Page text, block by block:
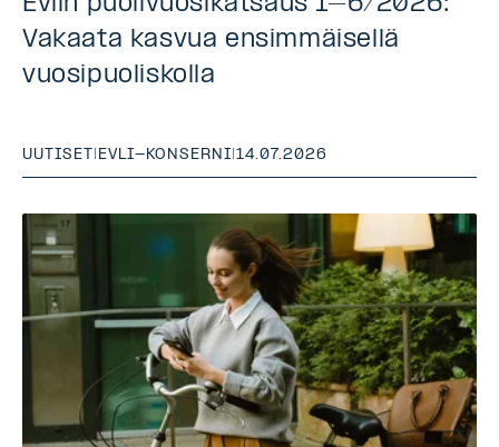
Vakaata kasvua ensimmäisellä
vuosipuoliskolla
UUTISET | EVLI-KONSERNI|14.07.2026